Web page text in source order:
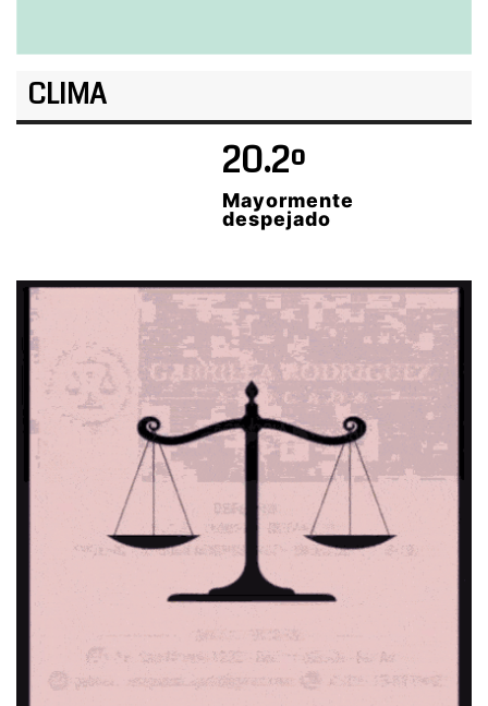
CLIMA
20.2º
Mayormente
despejado